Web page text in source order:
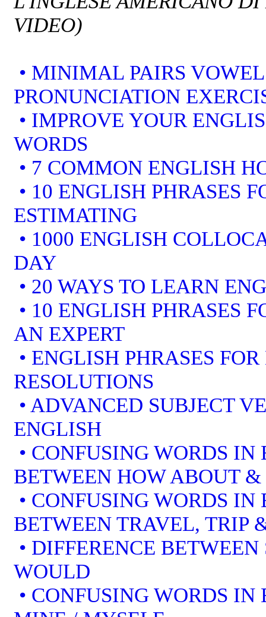
VIDEO)
• MINIMAL PAIRS
PRONUNCIATION
• IMPROVE YOUR
WORDS
• 7 COMMON ENGLISH
• 10 ENGLISH PHRASES
ESTIMATING
• 1000 ENGLISH
DAY
• 20 WAYS TO LEARN
• 10 ENGLISH PHRASES
AN EXPERT
• ENGLISH PHRASES
RESOLUTIONS
• ADVANCED SUBJECT
ENGLISH
• CONFUSING WORDS
BETWEEN HOW ABOUT
• CONFUSING WORDS
BETWEEN TRAVEL, TRIP
• DIFFERENCE
WOULD
• CONFUSING WORDS